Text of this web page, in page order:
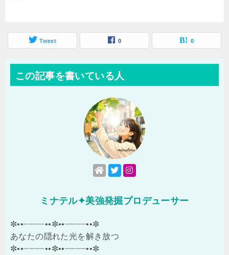
Tweet 0 0
この記事を書いている人
ミナテル✦美強発掘プロデューサー
✼••┈┈┈┈••✼••┈┈┈┈••✼
あなたの隠れた光を解き放つ
✼••┈┈┈┈••✼••┈┈┈┈••✼